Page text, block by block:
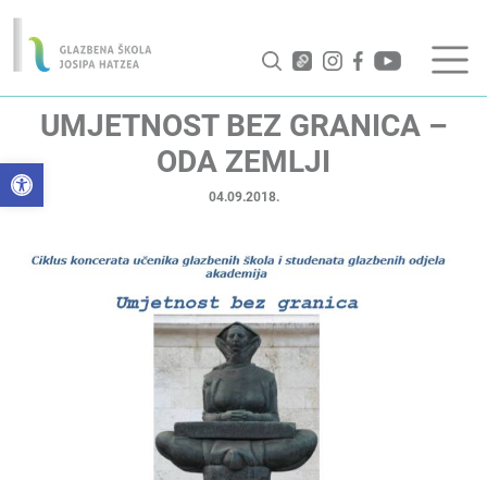
Open toolbar
UMJETNOST BEZ GRANICA –
ODA ZEMLJI
04.09.2018.